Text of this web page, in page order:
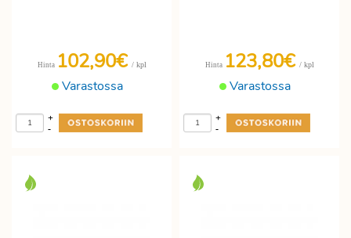
Varastossa
Hinta 102,90€ / kpl
-
+
Varastossa
Hinta 123,80€ / kpl
-
+